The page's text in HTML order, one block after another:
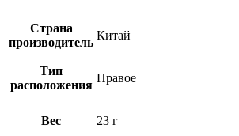
Страна
производитель
Китай
Тип
расположения
Правое
Вес 23 г